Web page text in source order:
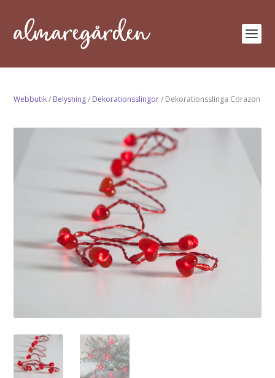
Webbutik/ Belysning/ Dekorationsslingor/ Dekorationsslinga Corazon